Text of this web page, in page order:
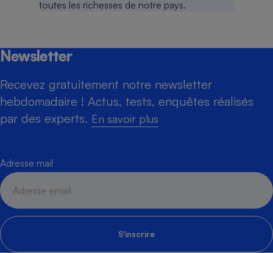
Newsletter
Recevez gratuitement notre newsletter
hebdomadaire ! Actus, tests, enquêtes réalisés
par des experts. En savoir plus
Adresse mail
S'inscrire